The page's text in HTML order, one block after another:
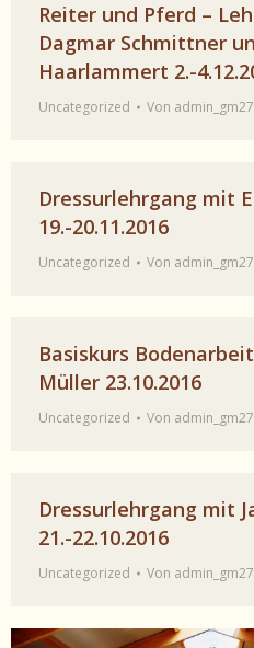
Reiter und Pferd –
Dagmar Schmittner
Haarlammert 2.-
Uncategorized Von
Dressurlehrgang mit
19.-20.11.2016
Uncategorized Von
Basiskurs
Müller 23.10.2016
Uncategorized Von
Dressurlehrgang mit
21.-22.10.2016
Uncategorized Von